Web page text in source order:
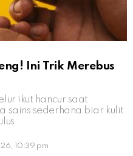
Ini Trik Merebus
ikut hancur saat
sains sederhana biar kulit
10:39 pm